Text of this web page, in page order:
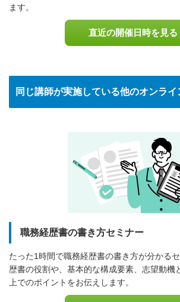
ます。
直近の開催日時を見る
同じ講師が実施している他のオンラ
職務経歴書の書き方セミナー
たった1時間で職務経歴書の書き方が分かる
歴書の役割や、基本的な構成要素、志望動機
上でのポイントをお伝えします。